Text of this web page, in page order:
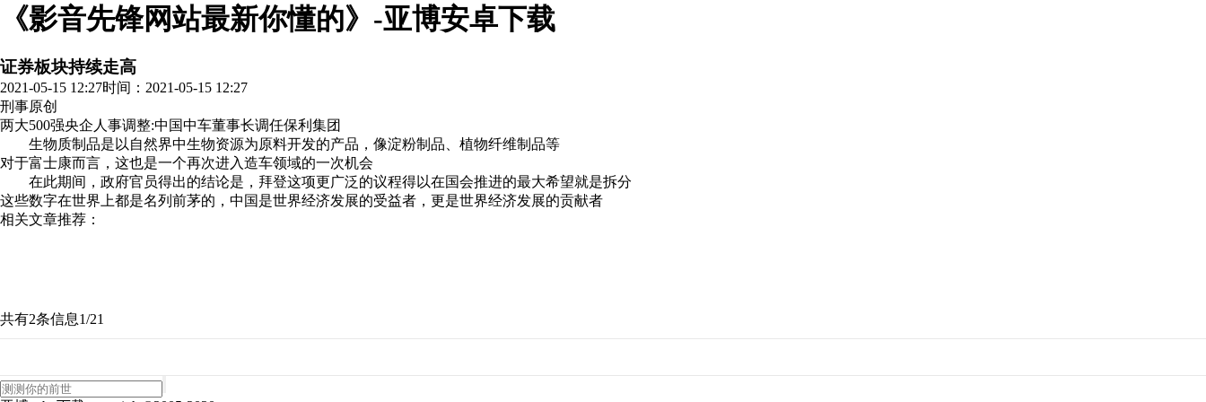
《影音先锋网站最新你懂的》-亚博安卓下载
证券板块持续走高
2021-05-15 12:27时间：2021-05-15 12:27
刑事原创
两大500强央企人事调整:中国中车董事长调任保利集团
生物质制品是以自然界中生物资源为原料开发的产品，像淀粉制品、植物纤维制品等
对于富士康而言，这也是一个再次进入造车领域的一次机会
在此期间，政府官员得出的结论是，拜登这项更广泛的议程得以在国会推进的最大希望就是拆分
这些数字在世界上都是名列前茅的，中国是世界经济发展的受益者，更是世界经济发展的贡献者
相关文章推荐：
共有2条信息1/21